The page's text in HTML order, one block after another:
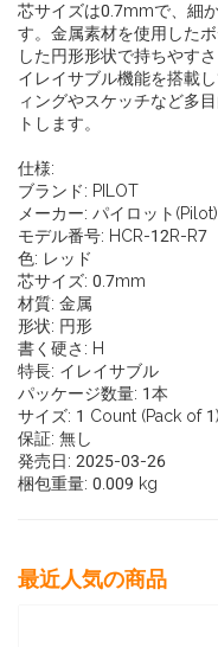
芯サイズは0.7mmで、細
す。金属素材を使用した
した円形形状で持ちやすさ
イレイサブル機能を搭載
ィングやスケッチなど多
トします。
仕様:
ブランド: PILOT
メーカー: パイロット(Pilot)
モデル番号: HCR-12R-R7
色: レッド
芯サイズ: 0.7mm
材質: 金属
形状: 円形
書く硬さ: H
特長: イレイサブル
パッケージ数量: 1本
サイズ: 1 Count (Pack of 1)
保証: 無し
発売日: 2025-03-26
梱包重量: 0.009 kg
最近人気の商品